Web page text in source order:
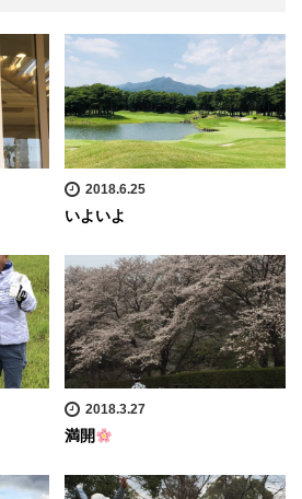
2018.6.25
いよいよ
2018.3.27
満開